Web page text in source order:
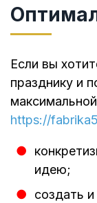
Если вы
празднику и
https://
идею;
создать